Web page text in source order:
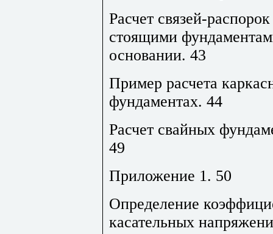
Расчет связей-
стоящими
основании. 43
Пример расчета
фундаментах. 44
Расчет свайных
49
Приложение 1. 50
Определение
касательных